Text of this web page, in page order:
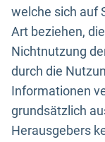
welche sich auf
Art beziehen,
Nichtnutzung
durch die
Informationen
grundsätzlich
Herausgebers